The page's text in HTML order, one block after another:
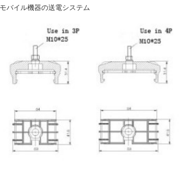
モバイル機器の送電システム